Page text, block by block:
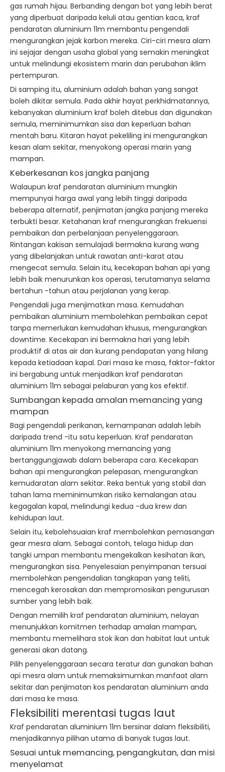
gas rumah hijau. Berbanding dengan bot yang lebih berat
yang diperbuat daripada keluli atau gentian kaca, kraf
pendaratan aluminium 11m membantu pengendali
mengurangkan jejak karbon mereka. Ciri-ciri mesra alam
ini sejajar dengan usaha global yang semakin meningkat
untuk melindungi ekosistem marin dan perubahan iklim
pertempuran.
Di samping itu, aluminium adalah bahan yang sangat
boleh dikitar semula. Pada akhir hayat perkhidmatannya,
kebanyakan aluminium kraf boleh ditebus dan digunakan
semula, meminimumkan sisa dan keperluan bahan
mentah baru. Kitaran hayat pekeliling ini mengurangkan
kesan alam sekitar, menyokong operasi marin yang
mampan.
Keberkesanan kos jangka panjang
Walaupun kraf pendaratan aluminium mungkin
mempunyai harga awal yang lebih tinggi daripada
beberapa alternatif, penjimatan jangka panjang mereka
terbukti besar. Ketahanan kraf mengurangkan frekuensi
pembaikan dan perbelanjaan penyelenggaraan.
Rintangan kakisan semulajadi bermakna kurang wang
yang dibelanjakan untuk rawatan anti-karat atau
mengecat semula. Selain itu, kecekapan bahan api yang
lebih baik menurunkan kos operasi, terutamanya selama
bertahun -tahun atau perjalanan yang kerap.
Pengendali juga menjimatkan masa. Kemudahan
pembaikan aluminium membolehkan pembaikan cepat
tanpa memerlukan kemudahan khusus, mengurangkan
downtime. Kecekapan ini bermakna hari yang lebih
produktif di atas air dan kurang pendapatan yang hilang
kepada ketiadaan kapal. Dari masa ke masa, faktor-faktor
ini bergabung untuk menjadikan kraf pendaratan
aluminium 11m sebagai pelaburan yang kos efektif.
Sumbangan kepada amalan memancing yang
mampan
Bagi pengendali perikanan, kemampanan adalah lebih
daripada trend -itu satu keperluan. Kraf pendaratan
aluminium 11m menyokong memancing yang
bertanggungjawab dalam beberapa cara. Kecekapan
bahan api mengurangkan pelepasan, mengurangkan
kemudaratan alam sekitar. Reka bentuk yang stabil dan
tahan lama meminimumkan risiko kemalangan atau
kegagalan kapal, melindungi kedua -dua krew dan
kehidupan laut.
Selain itu, kebolehsuaian kraf membolehkan pemasangan
gear mesra alam. Sebagai contoh, telaga hidup dan
tangki umpan membantu mengekalkan kesihatan ikan,
mengurangkan sisa. Penyelesaian penyimpanan tersuai
membolehkan pengendalian tangkapan yang teliti,
mencegah kerosakan dan mempromosikan pengurusan
sumber yang lebih baik.
Dengan memilih kraf pendaratan aluminium, nelayan
menunjukkan komitmen terhadap amalan mampan,
membantu memelihara stok ikan dan habitat laut untuk
generasi akan datang.
Pilih penyelenggaraan secara teratur dan gunakan bahan
api mesra alam untuk memaksimumkan manfaat alam
sekitar dan penjimatan kos pendaratan aluminium anda
dari masa ke masa.
Fleksibiliti merentasi tugas laut
Kraf pendaratan aluminium 11m bersinar dalam fleksibiliti,
menjadikannya pilihan utama di banyak tugas laut.
Sesuai untuk memancing, pengangkutan, dan misi
menyelamat